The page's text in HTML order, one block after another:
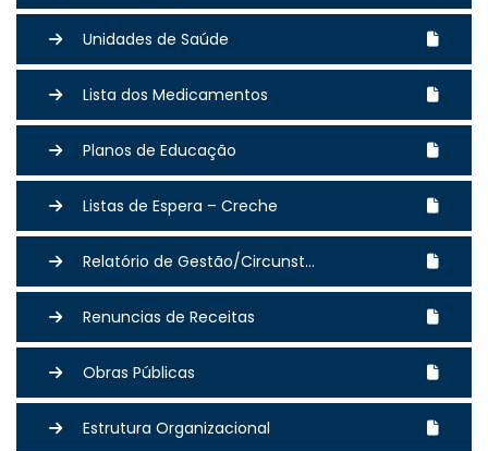
Unidades de Saúde
Lista dos Medicamentos
Planos de Educação
Listas de Espera – Creche
Relatório de Gestão/Circunst...
Renuncias de Receitas
Obras Públicas
Estrutura Organizacional